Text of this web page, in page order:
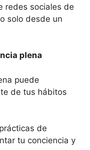
redes sociales de
solo desde un
plena
puede
de tus hábitos
de
tu conciencia y